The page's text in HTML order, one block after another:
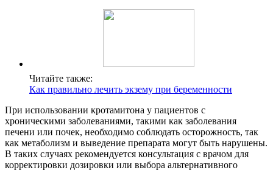
Читайте также:
Как правильно лечить экзему при беременности
При использовании кротамитона у пациентов с
хроническими заболеваниями, такими как заболевания
печени или почек, необходимо соблюдать осторожность, так
как метаболизм и выведение препарата могут быть нарушены.
В таких случаях рекомендуется консультация с врачом для
корректировки дозировки или выбора альтернативного